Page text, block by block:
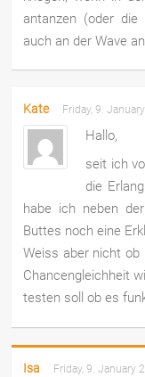
antanzen (oder die
auch an der Wave
Kate Friday, 9.
Hallo,
seit ich
die
habe ich neben
Buttes noch eine
Weiss aber nicht
Chancengleichheit
testen soll ob es
Isa Friday, 9. January